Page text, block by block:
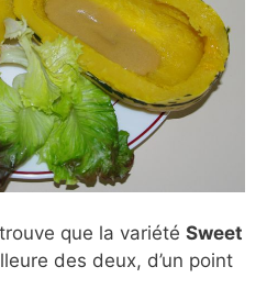
que la variété Sweet
des deux, d’un point